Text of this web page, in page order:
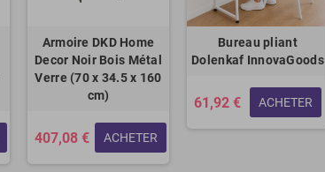
Armoire DKD Home
Decor Noir Bois Métal
Verre (70 x 34.5 x 160
cm)
407,08 € ACHETER
Bureau pliant
Dolenkaf InnovaGoods
61,92 € ACHETER